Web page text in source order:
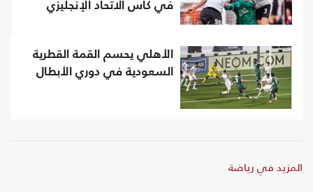
في كأس الاتحاد الإنجليزي
الأهلي يحسم القمة القطرية
السعودية في دوري الأبطال
المزيد في رياضة